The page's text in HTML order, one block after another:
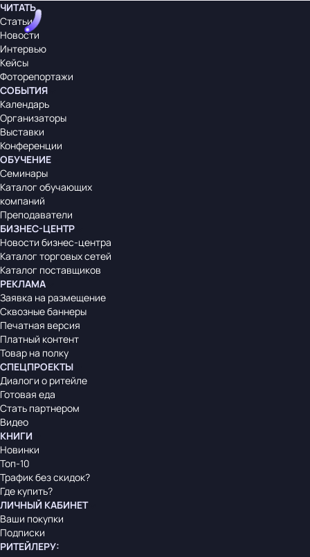
ЧИТАТЬ
Статьи
Новости
Интервью
Кейсы
Фоторепортажи
СОБЫТИЯ
Календарь
Организаторы
Выставки
Конференции
ОБУЧЕНИЕ
Семинары
Каталог обучающих
компаний
Преподаватели
БИЗНЕС-ЦЕНТР
Новости бизнес-центра
Каталог торговых сетей
Каталог поставщиков
РЕКЛАМА
Заявка на размещение
Сквозные баннеры
Печатная версия
Платный контент
Товар на полку
СПЕЦПРОЕКТЫ
Диалоги о ритейле
Готовая еда
Стать партнером
Видео
КНИГИ
Новинки
Топ-10
Трафик без скидок?
Где купить?
ЛИЧНЫЙ КАБИНЕТ
Ваши покупки
Подписки
РИТЕЙЛЕРУ: